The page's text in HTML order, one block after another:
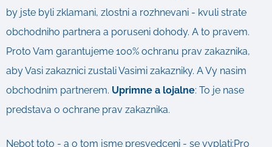
by jste byli zklamani, zlostni a rozhnevani - kvuli strate
obchodniho partnera a poruseni dohody. A to pravem.
Proto Vam garantujeme 100% ochranu prav zakaznika,
aby Vasi zakaznici zustali Vasimi zakazniky. A Vy nasim
obchodnim partnerem. Uprimne a lojalne: To je nase
predstava o ochrane prav zakaznika.
Nebot toto - a o tom jsme presvedceni - se vyplati:Pro